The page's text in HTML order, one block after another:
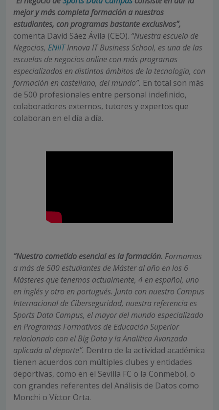
mejor y más completa formación a nuestros
estudiantes, con programas bastante exclusivos”,
comenta David Sáez Ávila (CEO). “Nuestra escuela de
Negocios, ENIITInnova IT Business School, es una de las
escuelas de negocios online con más programas
especializados en distintos ámbitos de la tecnología, con
formación en castellano, del mundo”. En total son más
de 500 profesionales entre personal indefinido,
colaboradores externos, tutores y expertos que
colaboran en el día a día.
“Nuestro cometido esencial es la formación. Formamos
a más de 500 estudiantes de Máster al año en los 6
Másteres que tenemos actualmente, 4 en español, uno
en inglés y otro en portugués. Junto con nuestro Campus
Internacional de Ciberseguridad, nuestra referencia es
Sports Data Campus, el mayor del mundo especializado
en Programas Formativos de Educación Superior
relacionado con el Big Data y la Analítica Avanzada
aplicada al deporte”. Dentro de la actividad académica
tienen acuerdos con múltiples clubes y entidades
deportivas, como en el Sevilla FC o la Conmebol, o
con grandes referentes del Análisis de Datos como
Monchi o Víctor Orta.